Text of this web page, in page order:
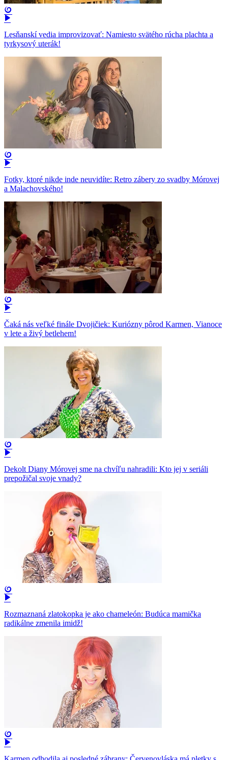
Lesňanskí vedia improvizovať: Namiesto svätého rúcha plachta a
tyrkysový uterák!
Fotky, ktoré nikde inde neuvidíte: Retro zábery zo svadby Mórovej
a Malachovského!
Čaká nás veľké finále Dvojičiek: Kuriózny pôrod Karmen, Vianoce
v lete a živý betlehem!
Dekolt Diany Mórovej sme na chvíľu nahradili: Kto jej v seriáli
prepožičal svoje vnady?
Rozmaznaná zlatokopka je ako chameleón: Budúca mamička
radikálne zmenila imidž!